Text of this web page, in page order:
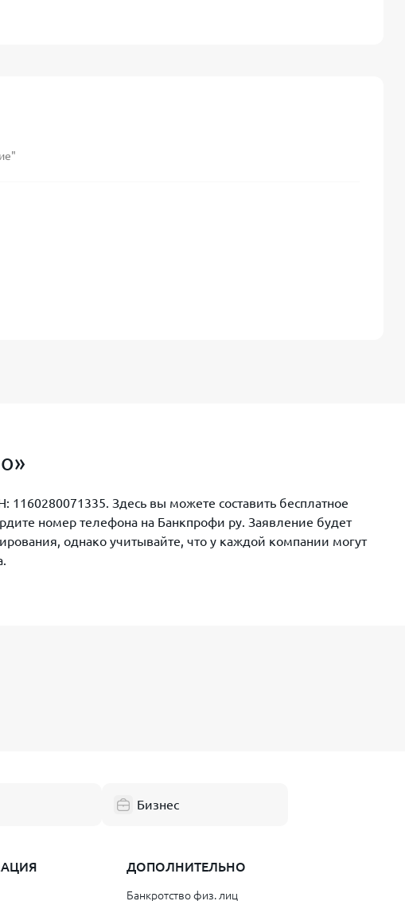
Здесь вы можете составить бесплатное
номер телефона на Банкпрофи ру. Заявление будет
однако учитывайте, что у каждой компании могут
Бизнес
ДОПОЛНИТЕЛЬНО
Банкротство физ. лиц